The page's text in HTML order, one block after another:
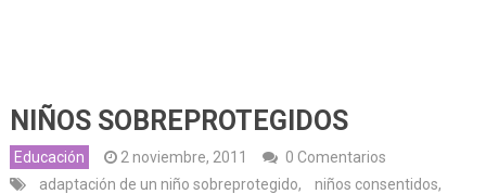
NIÑOS SOBREPROTEGIDOS
Educación 2 noviembre, 2011
0 Comentarios
adaptación de un niño sobreprotegido, niños consentidos,